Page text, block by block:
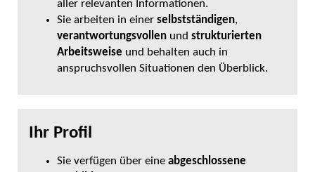
aller relevanten Informationen.
Sie arbeiten in einer selbstständigen,
verantwortungsvollen und strukturierten
Arbeitsweise und behalten auch in
anspruchsvollen Situationen den Überblick.
Ihr Profil
Sie verfügen über eine abgeschlossene